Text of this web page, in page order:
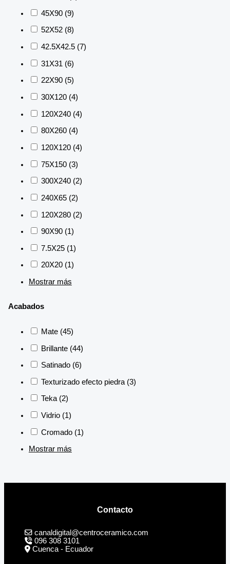
45X90 (9)
52X52 (8)
42.5X42.5 (7)
31X31 (6)
22X90 (5)
30X120 (4)
120X240 (4)
80X260 (4)
120X120 (4)
75X150 (3)
300X240 (2)
240X65 (2)
120X280 (2)
90X90 (1)
7.5X25 (1)
20X20 (1)
Mostrar más
Acabados
Mate (45)
Brillante (44)
Satinado (6)
Texturizado efecto piedra (3)
Teka (2)
Vidrio (1)
Cromado (1)
Mostrar más
Contacto
canaldigital@centroceramico.com
096 308 3101
Cuenca - Ecuador